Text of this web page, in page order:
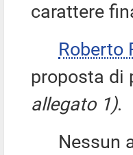
carattere
Roberto
proposta di
allegato 1).
Nessun